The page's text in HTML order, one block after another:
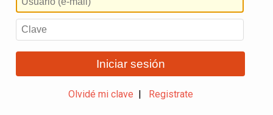
Iniciar sesión
Olvidé mi clave Registrate